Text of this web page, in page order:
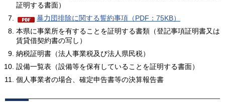
証明する書面）
暴力団排除に関する誓約事項（PDF：75KB）
本県に事業所を有することを証明する書類（登記事項証明書又は
賃貸借契約書の写し）
納税証明書（法人事業税及び法人県民税）
設備一覧表（設備等を保有していることを証明する書面）
個人事業者の場合、確定申告書等の決算報告書